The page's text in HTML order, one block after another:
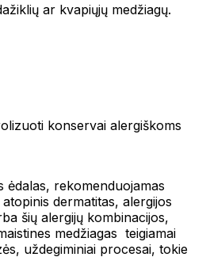
ar kvapiųjų medžiagų.
konservai alergiškoms
ėdalas, rekomenduojamas
dermatitas, alergijos
šių alergijų kombinacijos,
medžiagas teigiamai
uždegiminiai procesai, tokie